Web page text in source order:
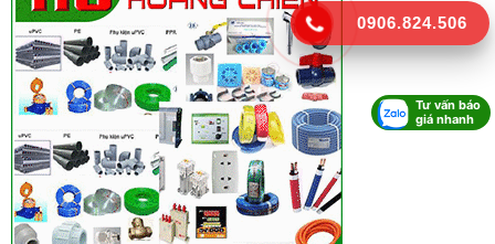
Tư vấn báo
giá nhanh
0906.824.506